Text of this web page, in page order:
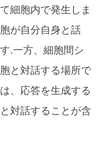
細胞内で発生しま
が自分自身と話
.一方、細胞間シ
と対話する場所で
、応答を生成する
対話することが含